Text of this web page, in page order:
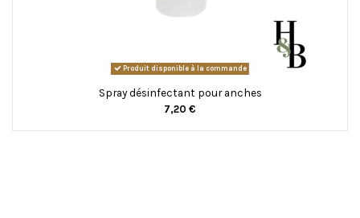
Produit disponible à la commande
Spray désinfectant pour anches
7,20 €